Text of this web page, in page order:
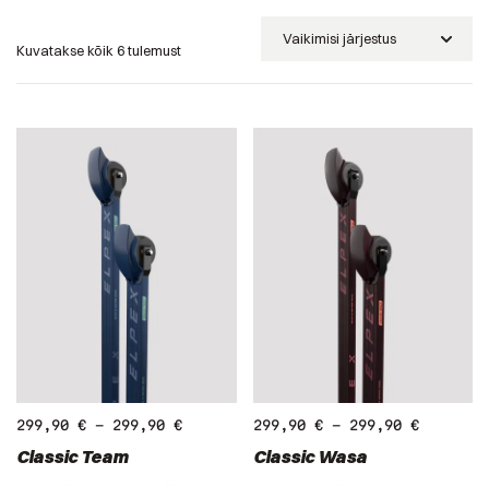
Kuvatakse kõik 6 tulemust
299,90 € – 299,90 €
Classic Team
299,90 €– 299,90 €
Classic Wasa